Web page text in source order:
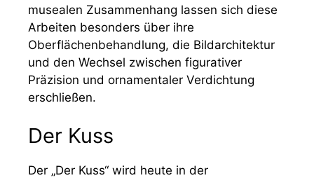
musealen Zusammenhang lassen sich diese
Arbeiten besonders über ihre
Oberflächenbehandlung, die Bildarchitektur
und den Wechsel zwischen figurativer
Präzision und ornamentaler Verdichtung
erschließen.
Der Kuss
Der „Der Kuss“ wird heute in der